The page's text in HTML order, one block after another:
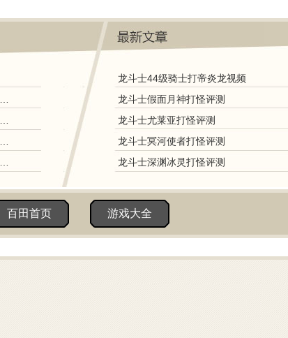
龙斗士赤芒神盖亚怎么打 魔剑士打赤芒神盖亚
龙斗士赤芒神盖亚怎么打 骑士打赤芒神盖亚
龙斗士赤芒神盖亚怎么打 枪炮师打赤芒神盖亚
龙斗士赤芒神盖亚怎么打 法师速杀赤芒神盖亚
龙斗士44级骑士打帝炎龙视频
龙斗士假面月神打怪评测
龙斗士尤莱亚打怪评测
龙斗士冥河使者打怪评测
龙斗士深渊冰灵打怪评测
百田首页 游戏大全